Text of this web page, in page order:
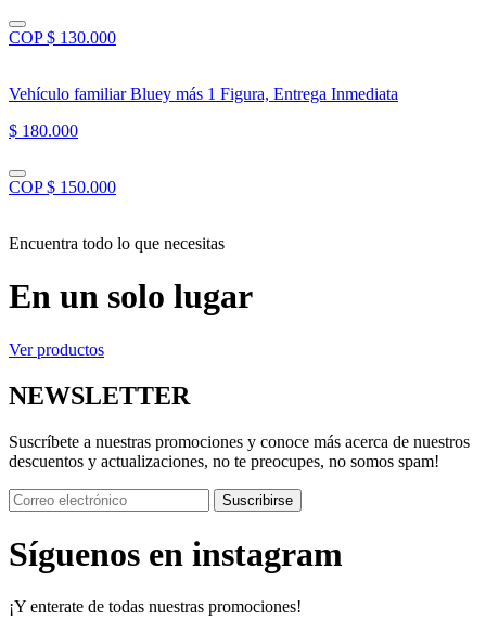
COP $ 130.000
Vehículo familiar Bluey más 1 Figura, Entrega Inmediata
$ 180.000
COP $ 150.000
Encuentra todo lo que necesitas
En un solo lugar
Ver productos
NEWSLETTER
Suscríbete a nuestras promociones y conoce más acerca de nuestros
descuentos y actualizaciones, no te preocupes, no somos spam!
Suscribirse
Síguenos en instagram
¡Y enterate de todas nuestras promociones!